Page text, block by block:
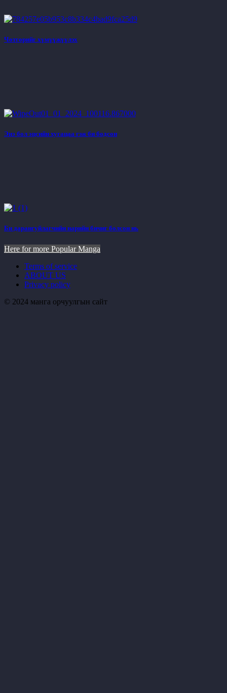
Чөтгөрийг хүмүүжүүлэх
Энэ бол эцсийн хугацаа гэж би бодсон
Би дарангуйлагчийн нарийн бичиг болсон нь
Here for more Popular Manga
Terms of service
ABOUT US
Privacy policy
© 2024 манга орчуулгын сайт